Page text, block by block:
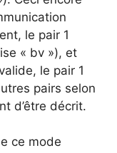
le pair 1
« bv »), et
le pair 1
pairs selon
d’être décrit.
ce mode